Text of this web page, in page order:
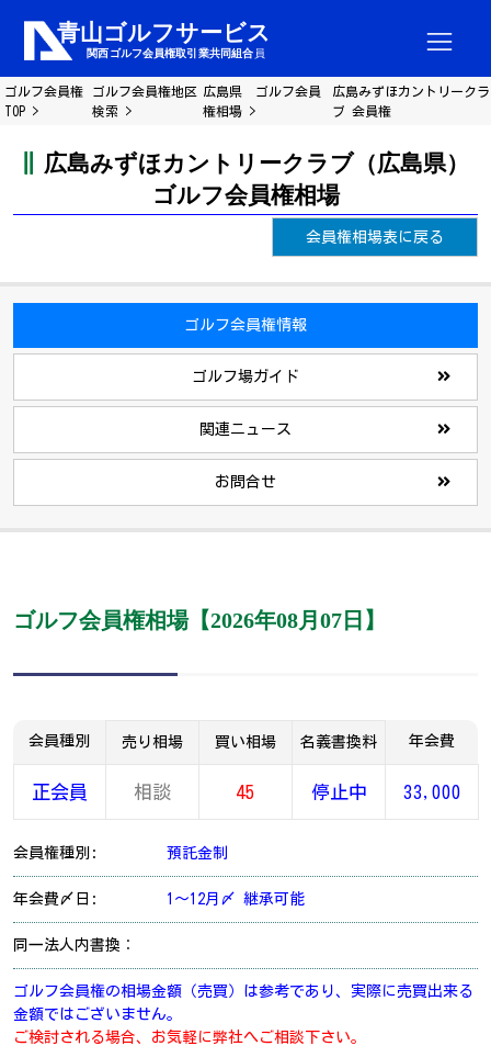
ゴルフ会員権
TOP
ゴルフ会員権地区
検索
広島県 ゴルフ会員
権相場
広島みずほカントリークラ
ブ 会員権
広島みずほカントリークラブ（広島県）
ゴルフ会員権相場
会員権相場表に戻る
ゴルフ会員権情報
ゴルフ場ガイド
関連ニュース
お問合せ
ゴルフ会員権相場【2026年08月07日】
会員種別 売り相場 買い相場 名義書換料 年会費
正会員 相談 45 停止中 33,000
会員権種別: 預託金制
年会費〆日: 1～12月〆 継承可能
同一法人内書換：
ゴルフ会員権の相場金額（売買）は参考であり、実際に売買出来る
金額ではございません。
ご検討される場合、お気軽に弊社へご相談下さい。